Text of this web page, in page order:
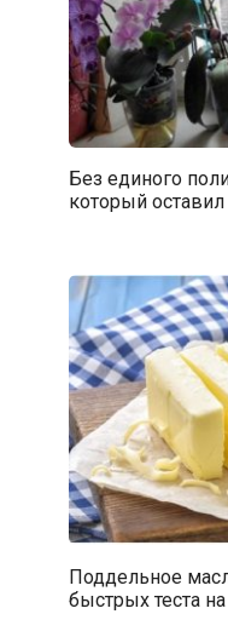
Без единого
который
Поддельное
быстрых теста